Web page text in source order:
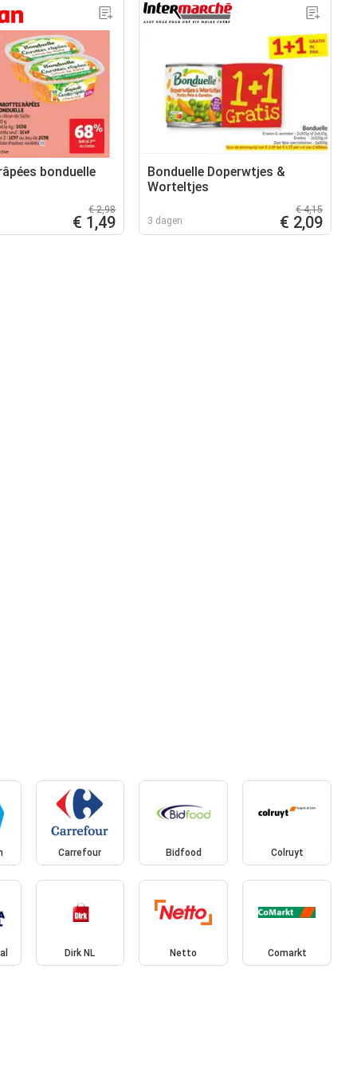
bonduelle
€ 2,98
€ 1,49
Bonduelle Doperwtjes &
Worteltjes
3 dagen
€ 4,15
€ 2,09
Carrefour Bidfood Colruyt
Dirk NL Netto Comarkt